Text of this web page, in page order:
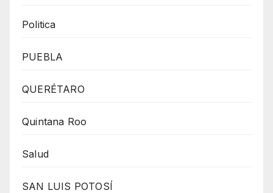
Politica
PUEBLA
QUERÉTARO
Quintana Roo
Salud
SAN LUIS POTOSÍ